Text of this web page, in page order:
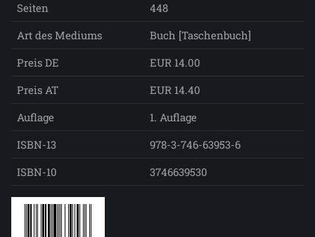
Seiten
448
Art des Mediums
Buch [Taschenbuch]
Preis DE
EUR 14.00
Preis AT
EUR 14.40
Auflage
1. Auflage
ISBN-13
978-3-746-63953-6
ISBN-10
3746639530